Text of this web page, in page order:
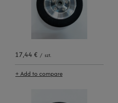
17,44 € / szt.
+ Add to compare